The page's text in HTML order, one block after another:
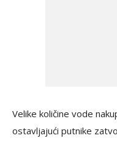
Velike količine vode
ostavljajući putnike